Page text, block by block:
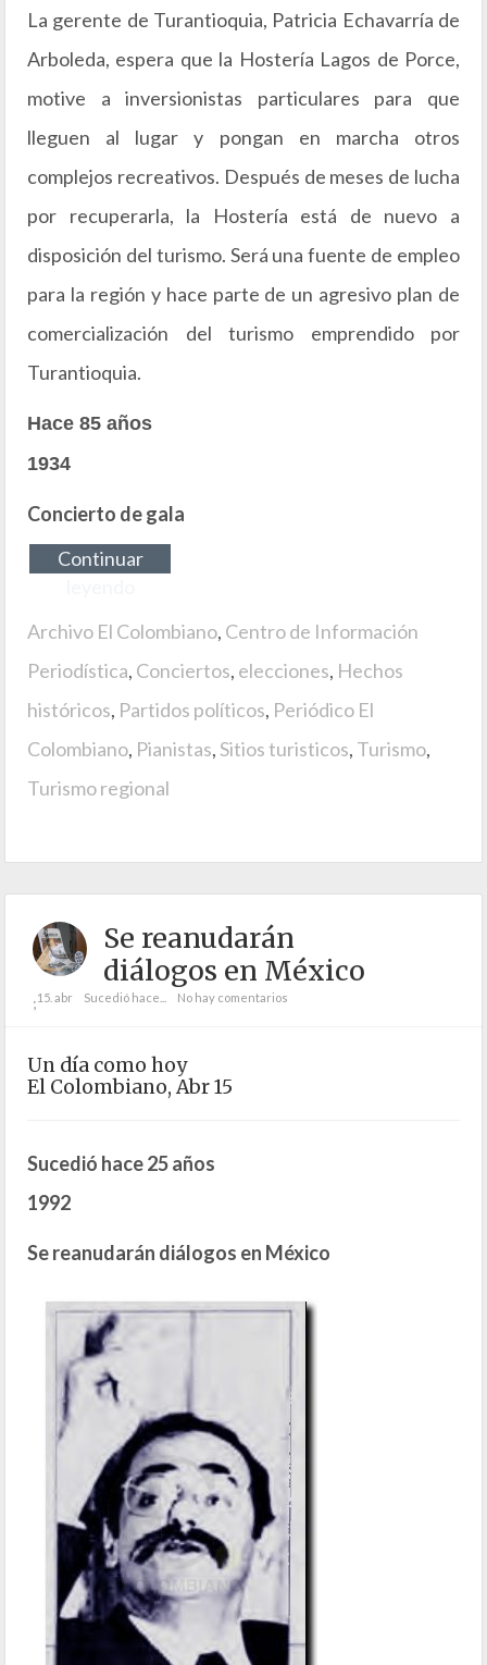
La gerente de Turantioquia, Patricia Echavarría de
Arboleda, espera que la Hostería Lagos de Porce,
motive a inversionistas particulares para que
lleguen al lugar y pongan en marcha otros
complejos recreativos. Después de meses de lucha
por recuperarla, la Hostería está de nuevo a
disposición del turismo. Será una fuente de empleo
para la región y hace parte de un agresivo plan de
comercialización del turismo emprendido por
Turantioquia.
Hace 85 años
1934
Concierto de gala
Continuar
Archivo El Colombiano, Centro de Información
Periodística, Conciertos, elecciones, Hechos
históricos, Partidos políticos, Periódico El
Colombiano, Pianistas,Sitios turisticos, Turismo,
Turismo regional
Se reanudarán
diálogos en México
;15. abr Sucedió hace... No hay comentarios
Un día como hoy
El Colombiano, Abr 15
Sucedió hace 25 años
1992
Se reanudarán diálogos en México